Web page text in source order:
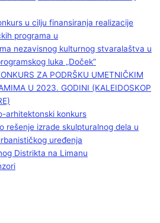
u cilju finansiranja realizacije
programa u
nezavisnog kulturnog stvaralaštva u
luka „Doček”
ZA PODRŠKU UMETNIČKIM
U 2023. GODINI (KALEIDOSKOP
arhitektonski konkurs
rešenje izrade skulpturalnog dela u
uređenja
Distrikta na Limanu